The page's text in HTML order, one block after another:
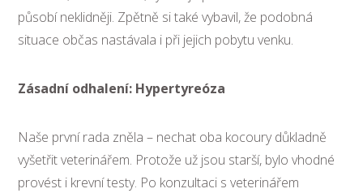
působí neklidněji. Zpětně si také vybavil, že podobná
situace občas nastávala i při jejich pobytu venku.
Zásadní odhalení: Hypertyreóza
Naše první rada zněla – nechat oba kocoury důkladně
vyšetřit veterinářem. Protože už jsou starší, bylo vhodné
provést i krevní testy. Po konzultaci s veterinářem